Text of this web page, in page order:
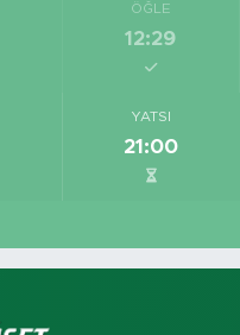
ÖĞLE
12:29
YATSI
21:00